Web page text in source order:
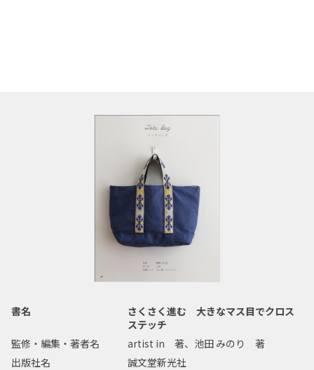
書名
さくさく進む 大きなマス目でクロス
ステッチ
監修・編集・著者名
artist in 著、池田 みのり 著
出版社名
誠文堂新光社